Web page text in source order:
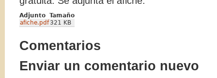
Adjunto Tamaño
afiche.pdf 321 KB
Comentarios
Enviar un comentario nuevo